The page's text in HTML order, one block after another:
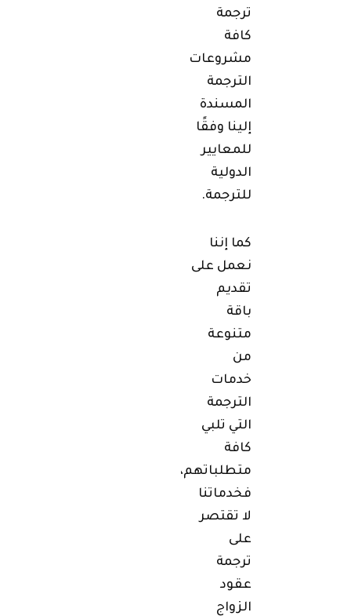
ترجمة
كافة
مشروعات
الترجمة
المسندة
إلينا وفقًا
للمعايير
الدولية
للترجمة.
كما إننا
نعمل على
تقديم
باقة
متنوعة
من
خدمات
الترجمة
التي تلبي
كافة
متطلباتهم،
فخدماتنا
لا تقتصر
على
ترجمة
عقود
الزواج